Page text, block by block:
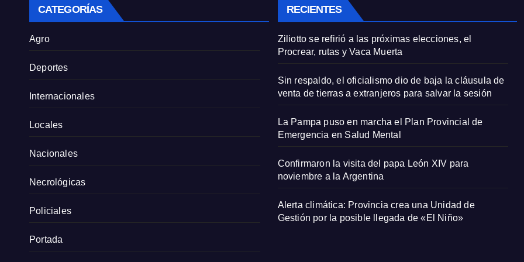
CATEGORÍAS
Agro
Deportes
Internacionales
Locales
Nacionales
Necrológicas
Policiales
Portada
RECIENTES
Ziliotto se refirió a las próximas elecciones, el
Procrear, rutas y Vaca Muerta
Sin respaldo, el oficialismo dio de baja la cláusula de
venta de tierras a extranjeros para salvar la sesión
La Pampa puso en marcha el Plan Provincial de
Emergencia en Salud Mental
Confirmaron la visita del papa León XIV para
noviembre a la Argentina
Alerta climática: Provincia crea una Unidad de
Gestión por la posible llegada de «El Niño»